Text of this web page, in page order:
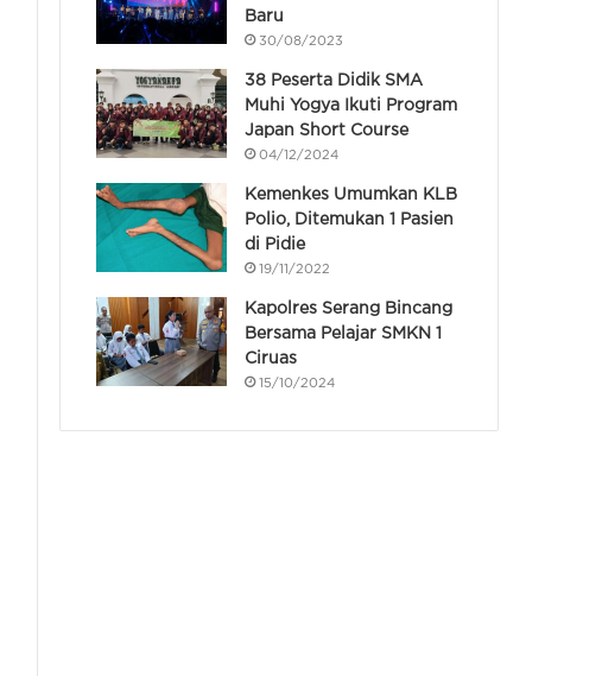
Baru
30/08/2023
38 Peserta Didik SMA
Muhi Yogya Ikuti Program
Japan Short Course
04/12/2024
Kemenkes Umumkan KLB
Polio, Ditemukan 1 Pasien
di Pidie
19/11/2022
Kapolres Serang Bincang
Bersama Pelajar SMKN 1
Ciruas
15/10/2024